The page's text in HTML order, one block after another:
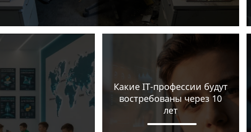
Какие IT-профессии будут
востребованы через 10
лет